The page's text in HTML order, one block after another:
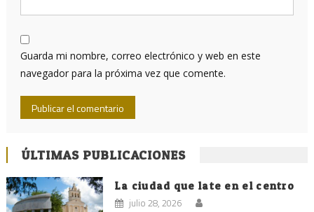
Guarda mi nombre, correo electrónico y web en este
navegador para la próxima vez que comente.
ÚLTIMAS PUBLICACIONES
La ciudad que late en el centro
julio 28, 2026